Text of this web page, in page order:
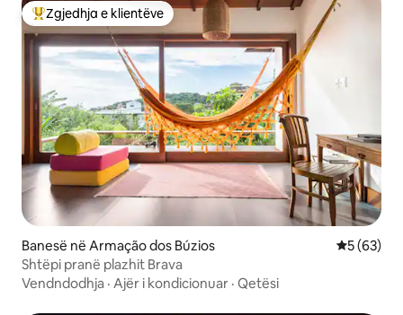
Më të mirat e zgjedhjeve të klientëve
Zgjedhja e klientëve
Banesë në Armação dos Búzios Vlerësimi
5 (63)
Shtëpi pranë plazhit Brava
Vendndodhja · Ajër i kondicionuar · Qetësi